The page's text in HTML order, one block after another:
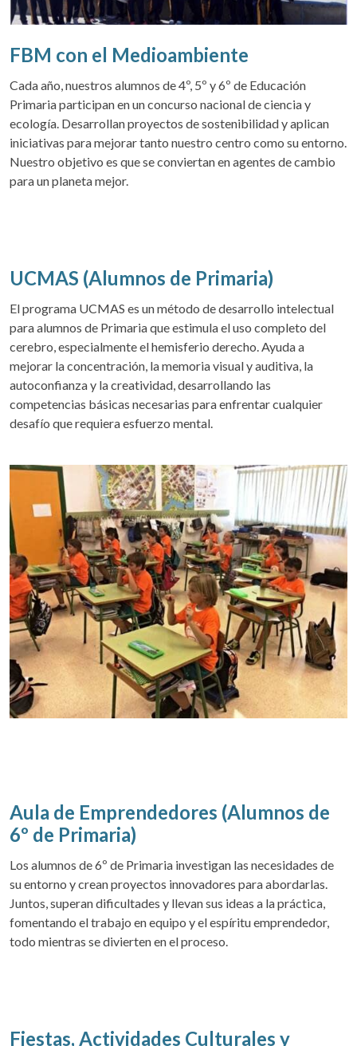
FBM con el Medioambiente
Cada año, nuestros alumnos de 4º, 5º y 6º de Educación
Primaria participan en un concurso nacional de ciencia y
ecología. Desarrollan proyectos de sostenibilidad y aplican
iniciativas para mejorar tanto nuestro centro como su entorno.
Nuestro objetivo es que se conviertan en agentes de cambio
para un planeta mejor.
UCMAS (Alumnos de Primaria)
El programa UCMAS es un método de desarrollo intelectual
para alumnos de Primaria que estimula el uso completo del
cerebro, especialmente el hemisferio derecho. Ayuda a
mejorar la concentración, la memoria visual y auditiva, la
autoconfianza y la creatividad, desarrollando las
competencias básicas necesarias para enfrentar cualquier
desafío que requiera esfuerzo mental.
Aula de Emprendedores (Alumnos de
6º de Primaria)
Los alumnos de 6º de Primaria investigan las necesidades de
su entorno y crean proyectos innovadores para abordarlas.
Juntos, superan dificultades y llevan sus ideas a la práctica,
fomentando el trabajo en equipo y el espíritu emprendedor,
todo mientras se divierten en el proceso.
Fiestas, Actividades Culturales y